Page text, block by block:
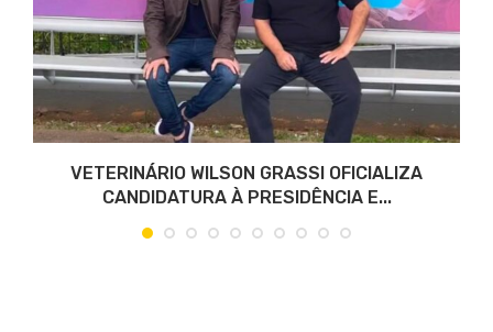
VETERINÁRIO WILSON GRASSI OFICIALIZA
CANDIDATURA À PRESIDÊNCIA E...